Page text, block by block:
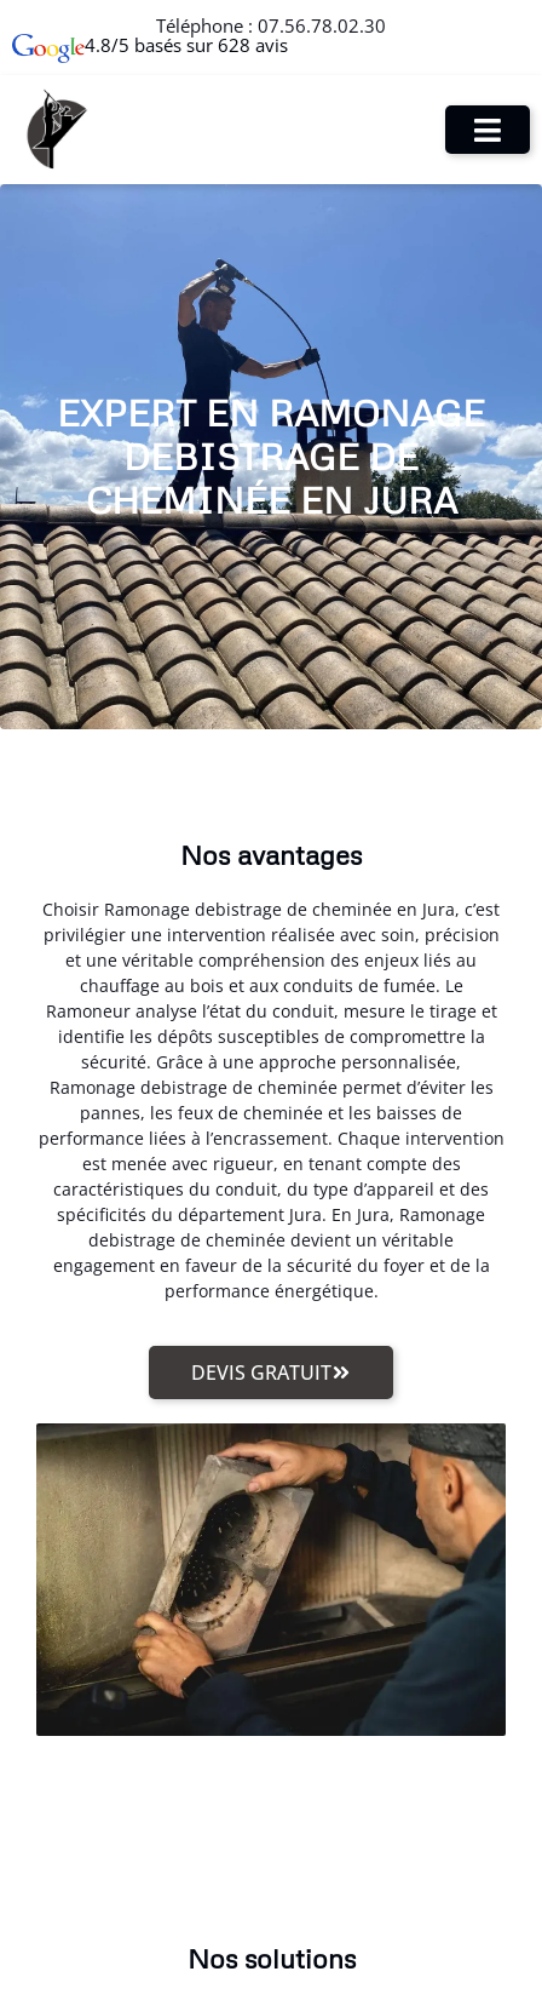
Téléphone : 07.56.78.02.30
4.8/5 basés sur 628 avis
EXPERT EN RAMONAGE
DEBISTRAGE DE
CHEMINÉE EN JURA
Nos avantages
Choisir Ramonage debistrage de cheminée en Jura, c’est
privilégier une intervention réalisée avec soin, précision
et une véritable compréhension des enjeux liés au
chauffage au bois et aux conduits de fumée. Le
Ramoneur analyse l’état du conduit, mesure le tirage et
identifie les dépôts susceptibles de compromettre la
sécurité. Grâce à une approche personnalisée,
Ramonage debistrage de cheminée permet d’éviter les
pannes, les feux de cheminée et les baisses de
performance liées à l’encrassement. Chaque intervention
est menée avec rigueur, en tenant compte des
caractéristiques du conduit, du type d’appareil et des
spécificités du département Jura. En Jura, Ramonage
debistrage de cheminée devient un véritable
engagement en faveur de la sécurité du foyer et de la
performance énergétique.
DEVIS GRATUIT
Nos solutions